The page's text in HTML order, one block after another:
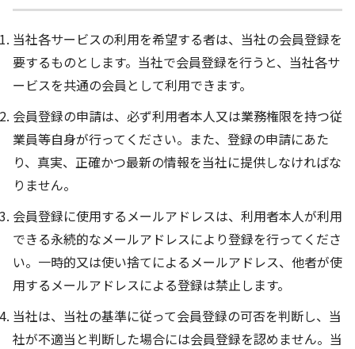
当社各サービスの利用を希望する者は、当社の会員登録を
要するものとします。当社で会員登録を行うと、当社各サ
ービスを共通の会員として利用できます。
会員登録の申請は、必ず利用者本人又は業務権限を持つ従
業員等自身が行ってください。また、登録の申請にあた
り、真実、正確かつ最新の情報を当社に提供しなければな
りません。
会員登録に使用するメールアドレスは、利用者本人が利用
できる永続的なメールアドレスにより登録を行ってくださ
い。一時的又は使い捨てによるメールアドレス、他者が使
用するメールアドレスによる登録は禁止します。
当社は、当社の基準に従って会員登録の可否を判断し、当
社が不適当と判断した場合には会員登録を認めません。当